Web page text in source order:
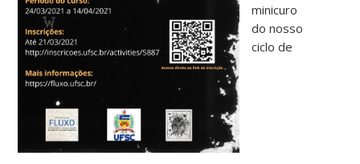
minicuro
do nosso
ciclo de